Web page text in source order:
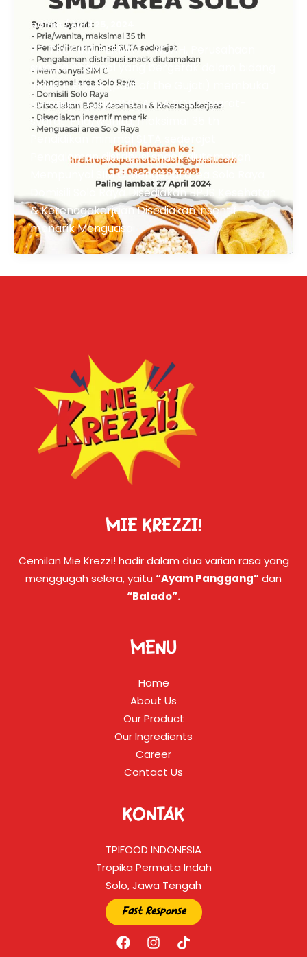
admin/April 25, 2024
PT. TROPIKA PERMATA INDAH, Perusahaan
swasta nasional yang bergerak dalam bidang
Industri snack (part of the Gujati) membuka
lowongan kerja SMD AREA SOLO Syarat-
syarat: Pria/wanita, maksimal 35 th
Pendidikan minimal SLTA sederajat
Pengalaman distribusi snack diutamakan
Mempunyai SIM C Mengenal area Solo Raya
Domisili Solo Raya Disediakan BPJS Kesehatan
& Ketenagakerjaan Disediakan insentif
menarik Menguasai
MIE KREZZI!
Cemilan Mie Krezzi! hadir dalam dua varian rasa yang
menggugah selera, yaitu “Ayam Panggang”dan
“Balado”.
MENU
Home
About Us
Our Product
Our Ingredients
Career
Contact Us
KONTAK
TPIFOOD INDONESIA
Tropika Permata Indah
Solo, Jawa Tengah
Fast Response
F I T